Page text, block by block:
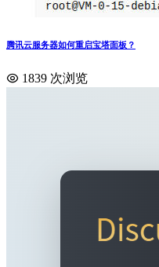
腾讯云服务器如何重启宝塔面板？
1839 次浏览